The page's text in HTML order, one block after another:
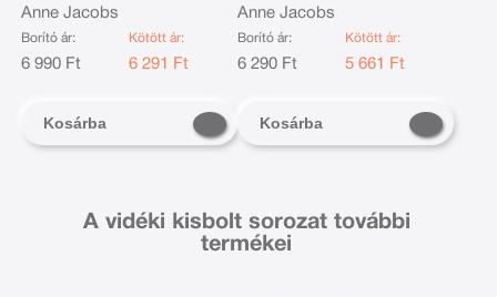
Anne Jacobs
Borító ár:
6 990 Ft
Kötött ár:
6 291 Ft
Kosárba
Anne Jacobs
Borító ár:
6 290 Ft
Kötött ár:
5 661 Ft
Kosárba
A vidéki kisbolt sorozat további
termékei